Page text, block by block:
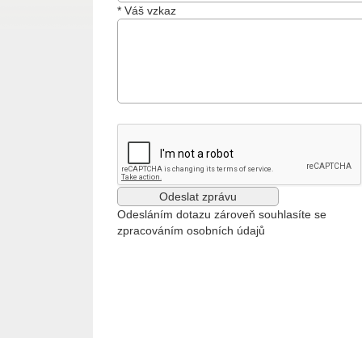
* Váš vzkaz
Odesláním dotazu zároveň souhlasíte se
zpracováním osobních údajů